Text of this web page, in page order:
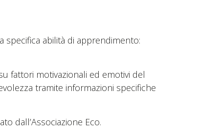
specifica abilità di apprendimento:
fattori motivazionali ed emotivi del
tramite informazioni specifiche
dall’Associazione Eco.